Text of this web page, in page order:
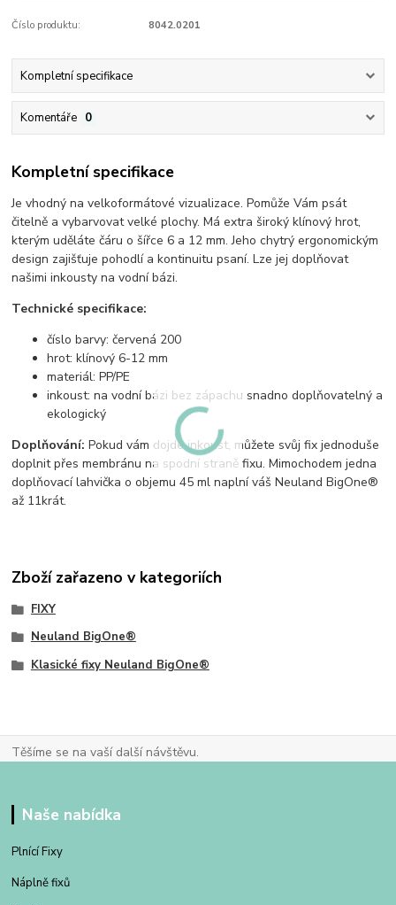
Číslo produktu: 8042.0201
Kompletní specifikace
Komentáře 0
Kompletní specifikace
Je vhodný na velkoformátové vizualizace. Pomůže Vám psát
čitelně a vybarvovat velké plochy. Má extra široký klínový hrot,
kterým uděláte čáru o šířce 6 a 12 mm. Jeho chytrý ergonomickým
design zajišťuje pohodlí a kontinuitu psaní. Lze jej doplňovat
našimi inkousty na vodní bázi.
Technické specifikace:
číslo barvy: červená 200
hrot: klínový 6-12 mm
materiál: PP/PE
inkoust: na vodní bázi bez zápachu snadno doplňovatelný a
ekologický
Doplňování:Pokud vám dojde inkoust, můžete svůj fix jednoduše
doplnit přes membránu na spodní straně fixu. Mimochodem jedna
doplňovací lahvička o objemu 45 ml naplní váš Neuland BigOne®
až 11krát.
Zboží zařazeno v kategoriích
FIXY
Neuland BigOne®
Klasické fixy Neuland BigOne®
Těšíme se na vaší další návštěvu.
Naše nabídka
Plnící Fixy
Náplně fixů